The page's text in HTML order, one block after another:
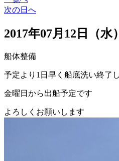
次の日へ
2017年07月12日（水）
船体整備
予定より1日早く船底洗い終了
金曜日から出船予定です
よろしくお願いします